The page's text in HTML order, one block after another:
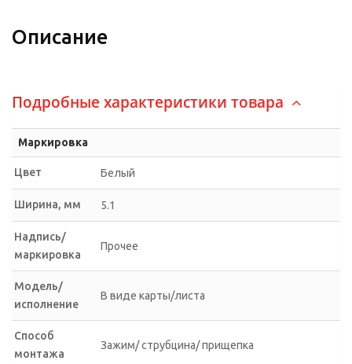
Описание
Подробные характеристики товара
Маркировка
Цвет Белый
Ширина, мм 5.1
Надпись/
маркировка
Прочее
Модель/
исполнение
В виде карты/листа
Способ
монтажа
Зажим/ струбцина/ прищепка